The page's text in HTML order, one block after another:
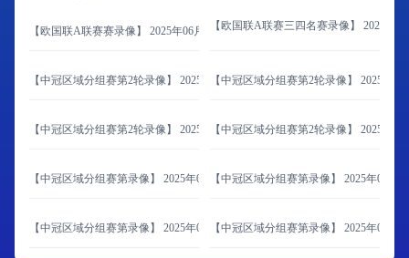
【欧国联A联赛赛录像】 2025年06月09日 西班牙vs葡萄牙【欧国联A联赛三四名赛录像】 2025年
【中冠区域分组赛第2轮录像】 2025年06月08日 山东球探vs延边体育学校
【中冠区域分组赛第2轮录像】 2025年
【中冠区域分组赛第2轮录像】 2025年06月08日 大连海青昌隆vs青岛追风少年
【中冠区域分组赛第2轮录像】 2025年
【中冠区域分组赛第录像】 2025年06月07日 北京通州鹏瑞通达vs内蒙古草上飞
【中冠区域分组赛第录像】 2025年06
【中冠区域分组赛第录像】 2025年06月07日 济南泉盛联合vs山西翔宇
【中冠区域分组赛第录像】 2025年06月